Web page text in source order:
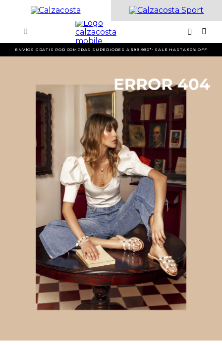
ENVÍOS GRATIS POR COMPRAS SUPERIORES A $89.990*- SALE HASTA 50% OFF